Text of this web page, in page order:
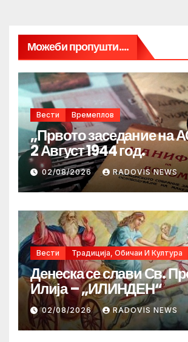
Можеби пропушти....
Вести Времеплов
„Првото заседание
2 Август 1944 год.
02/08/2026 RADOVIS NEWS
Вести Традиција, Обичаи И Култура
Денеска се слави Св.
Илија – „ИЛИНДЕН“
02/08/2026 RADOVIS NEWS